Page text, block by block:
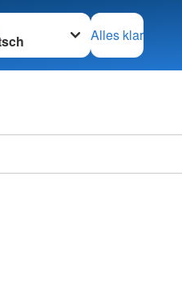
wechseln zu
Alles klar